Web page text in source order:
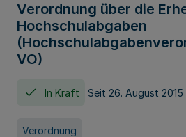
Verordnung über die
Hochschulabgaben
VO)
In Kraft Seit 26. August 2015
Verordnung